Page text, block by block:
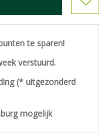
te sparen!
verstuurd.
(* uitgezonderd
mogelijk